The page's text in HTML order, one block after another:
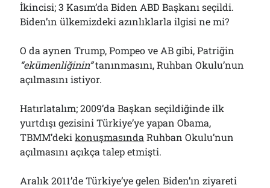
İkincisi; 3 Kasım’da Biden ABD Başkanı seçildi.
Biden’ın ülkemizdeki azınlıklarla ilgisi ne mi?
O da aynen Trump, Pompeo ve AB gibi, Patriğin
“ekümenliğinin”tanınmasını, Ruhban Okulu’nun
açılmasını istiyor.
Hatırlatalım; 2009’da Başkan seçildiğinde ilk
yurtdışı gezisini Türkiye’ye yapan Obama,
TBMM’dekikonuşmasında Ruhban Okulu’nun
açılmasını açıkça talep etmişti.
Aralık 2011’de Türkiye’ye gelen Biden’ın ziyareti